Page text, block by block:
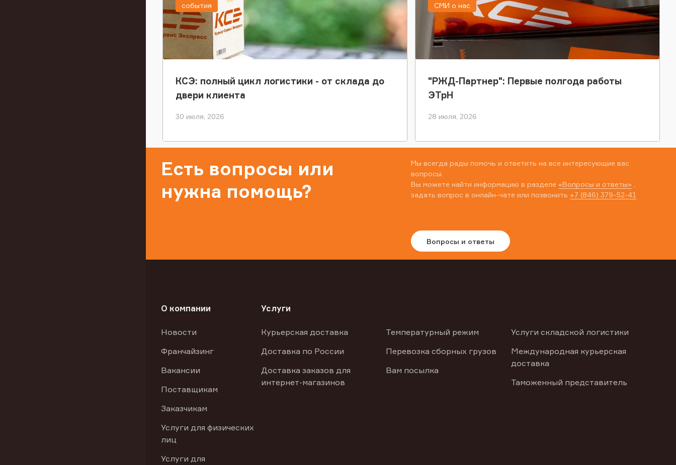
КСЭ: полный цикл логистики - от склада до
двери клиента
30 июля, 2026
события
"РЖД-Партнер": Первые полгода работы
ЭТрН
28 июля, 2026
СМИ о нас
Есть вопросы или
нужна помощь?
Мы всегда рады помочь и ответить на все интересующие вас
вопросы.
Вы можете найти информацию в разделе «Вопросы и ответы»
задать вопрос в онлайн-чате или позвонить +7 (846) 379-52-41
Вопросы и ответы
О компании
Новости
Франчайзинг
Вакансии
Поставщикам
Заказчикам
Услуги для физических
лиц
Услуги для
Услуги
Курьерская доставка
Доставка по России
Доставка заказов для
интернет-магазинов
Температурный режим
Перевозка сборных грузов
Вам посылка
Услуги складской логистики
Международная курьерская
доставка
Таможенный представитель